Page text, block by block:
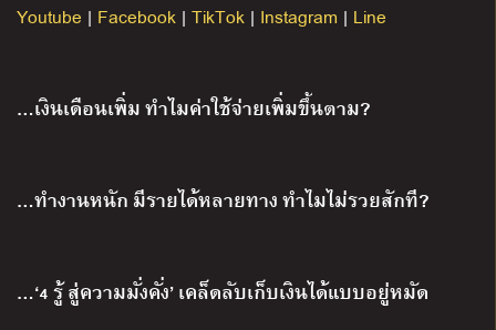
Youtube | Facebook | TikTok | Instagram | Line
…เงินเดือนเพิ่ม ทำไมค่าใช้จ่ายเพิ่มขึ้นตาม?
…ทำงานหนัก มีรายได้หลายทาง ทำไมไม่รวยสักที?
…‘4 รู้ สู่ความมั่งคั่ง’ เคล็ดลับเก็บเงินได้แบบอยู่หมัด